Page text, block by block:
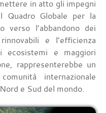
in atto gli impegni
Globale per la
verso l’abbandono dei
e l’efficienza
ecosistemi e maggiori
rappresenterebbe un
internazionale
e Sud del mondo.